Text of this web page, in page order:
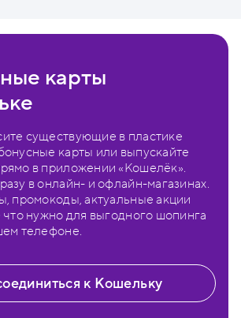
карты
существующие в пластике
карты или выпускайте
в приложении «Кошелёк».
в онлайн- и офлайн-магазинах.
промокоды, актуальные акции
нужно для выгодного шопинга
телефоне.
к Кошельку